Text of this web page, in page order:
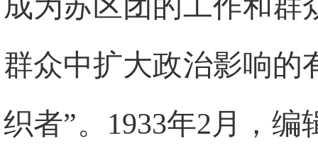
成为苏区团的工作和群
群众中扩大政治影响的
织者”。1933年2月，